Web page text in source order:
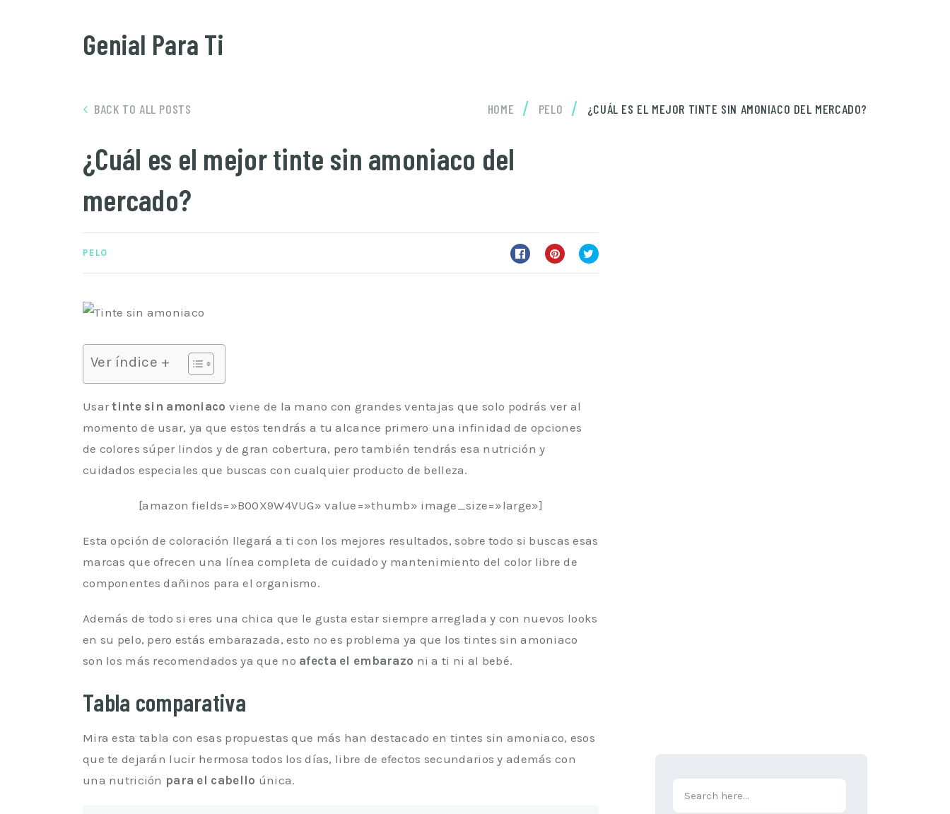
Genial Para Ti
BACK TO ALL POSTS HOME / PELO / ¿CUÁL ES EL MEJOR TINTE SIN AMONIACO DEL MERCADO?
¿Cuál es el mejor tinte sin amoniaco del
mercado?
PELO
Ver índice +
Usar tinte sin amoniaco viene de la mano con grandes ventajas que solo podrás ver al
momento de usar, ya que estos tendrás a tu alcance primero una infinidad de opciones
de colores súper lindos y de gran cobertura, pero también tendrás esa nutrición y
cuidados especiales que buscas con cualquier producto de belleza.
[amazon fields=»B00X9W4VUG» value=»thumb» image_size=»large»]
Esta opción de coloración llegará a ti con los mejores resultados, sobre todo si buscas esas
marcas que ofrecen una línea completa de cuidado y mantenimiento del color libre de
componentes dañinos para el organismo.
Además de todo si eres una chica que le gusta estar siempre arreglada y con nuevos looks
en su pelo, pero estás embarazada, esto no es problema ya que los tintes sin amoniaco
son los más recomendados ya que no afecta el embarazo ni a ti ni al bebé.
Tabla comparativa
Mira esta tabla con esas propuestas que más han destacado en tintes sin amoniaco, esos
que te dejarán lucir hermosa todos los días, libre de efectos secundarios y además con
una nutrición para el cabello única.